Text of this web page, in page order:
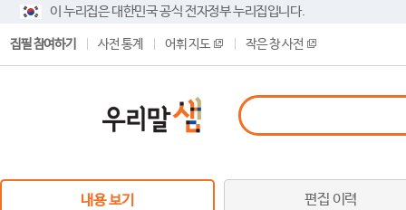
이 누리집은 대한민국 공식 전자정부 누리집입니다.
집필 참여하기 사전 통계 어휘 지도 작은 창 사전
내용 보기 편집 이력